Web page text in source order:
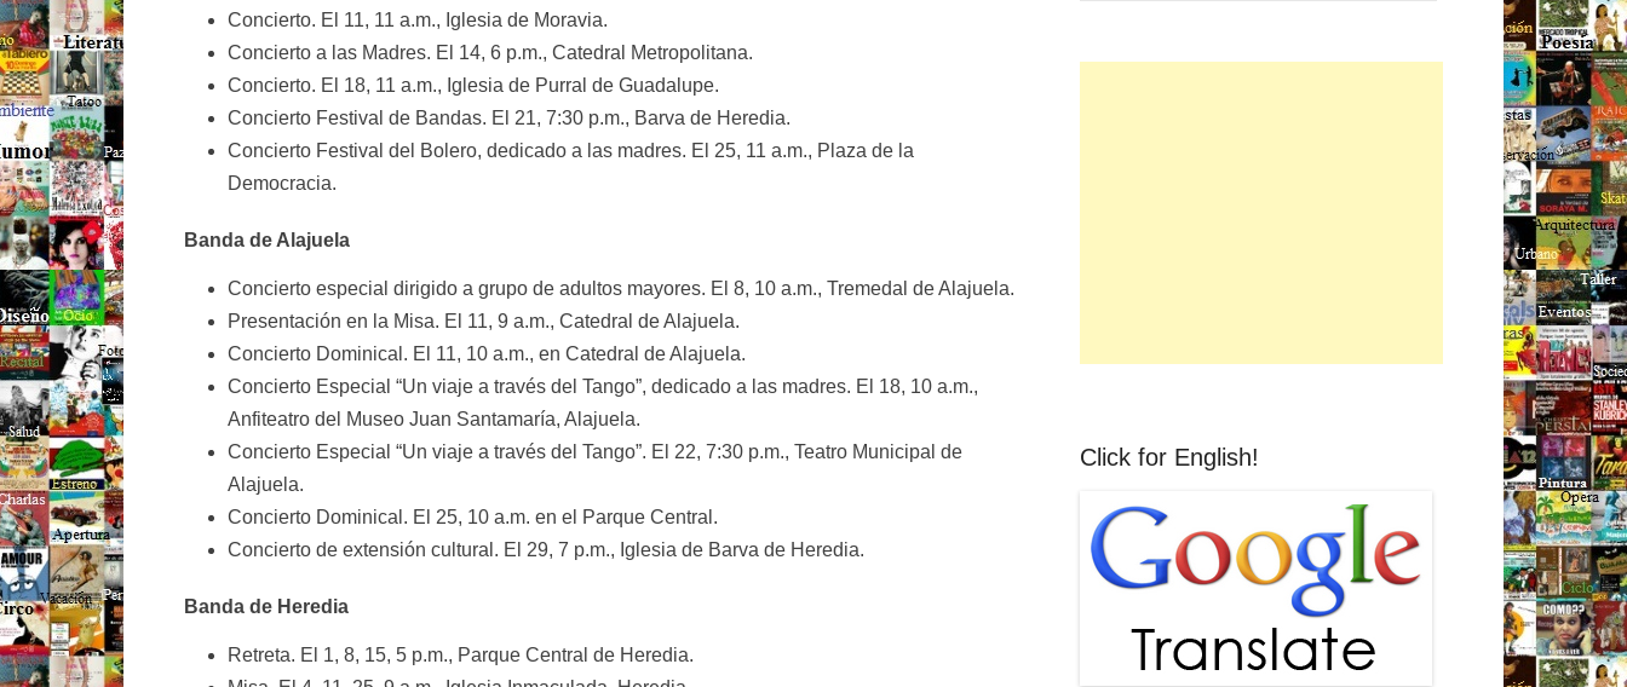
Concierto. El 11, 11 a.m., Iglesia de Moravia.
Concierto a las Madres. El 14, 6 p.m., Catedral Metropolitana.
Concierto. El 18, 11 a.m., Iglesia de Purral de Guadalupe.
Concierto Festival de Bandas. El 21, 7:30 p.m., Barva de Heredia.
Concierto Festival del Bolero, dedicado a las madres. El 25, 11 a.m., Plaza de la
Democracia.
Banda de Alajuela
Concierto especial dirigido a grupo de adultos mayores. El 8, 10 a.m., Tremedal de Alajuela.
Presentación en la Misa. El 11, 9 a.m., Catedral de Alajuela.
Concierto Dominical. El 11, 10 a.m., en Catedral de Alajuela.
Concierto Especial “Un viaje a través del Tango”, dedicado a las madres. El 18, 10 a.m.,
Anfiteatro del Museo Juan Santamaría, Alajuela.
Concierto Especial “Un viaje a través del Tango”. El 22, 7:30 p.m., Teatro Municipal de
Alajuela.
Concierto Dominical. El 25, 10 a.m. en el Parque Central.
Concierto de extensión cultural. El 29, 7 p.m., Iglesia de Barva de Heredia.
Banda de Heredia
Retreta. El 1, 8, 15, 5 p.m., Parque Central de Heredia.
Click for English!